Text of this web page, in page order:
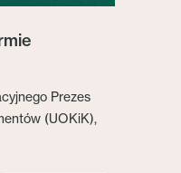
Prezes
(UOKiK),